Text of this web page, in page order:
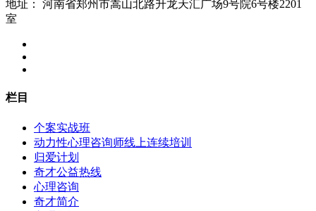
地址：
河南省郑州市嵩山北路升龙天汇广场9号院6号楼2201
室
栏目
个案实战班
动力性心理咨询师线上连续培训
归爱计划
奇才公益热线
心理咨询
奇才简介